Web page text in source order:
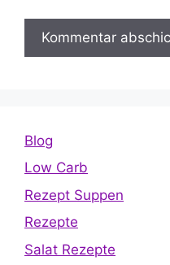
Blog
Low Carb
Rezept Suppen
Rezepte
Salat Rezepte